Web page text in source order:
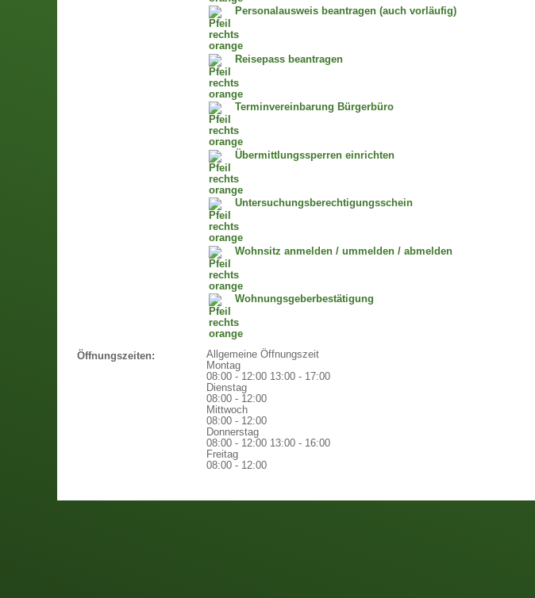
Personalausweis beantragen (auch vorläufig)
Reisepass beantragen
Terminvereinbarung Bürgerbüro
Übermittlungssperren einrichten
Untersuchungsberechtigungsschein
Wohnsitz anmelden / ummelden / abmelden
Wohnungsgeberbestätigung
Öffnungszeiten:
Allgemeine Öffnungszeit
Montag
08:00 - 12:00 13:00 - 17:00
Dienstag
08:00 - 12:00
Mittwoch
08:00 - 12:00
Donnerstag
08:00 - 12:00 13:00 - 16:00
Freitag
08:00 - 12:00